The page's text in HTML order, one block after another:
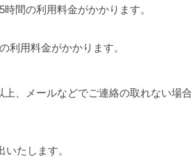
間の利用料金がかかります。
用料金がかかります。
、メールなどでご連絡の取れない場
たします。